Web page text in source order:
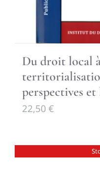
Du droit local
perspectives et
22,50 €